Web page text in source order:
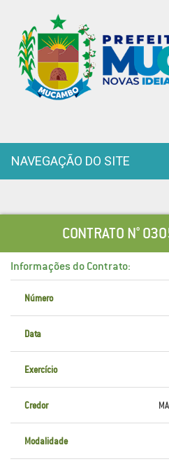
NAVEGAÇÃO DO SITE
CONTRATO N°
Informações do Contrato:
Número
Data
Exercício
Credor
Modalidade